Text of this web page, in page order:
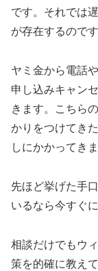
です。それでは
が存在するのです
ヤミ金から電話
申し込みキャン
きます。こちら
かりをつけてき
しにかかってきま
先ほど挙げた手
いるなら今すぐ
相談だけでもウ
策を的確に教え